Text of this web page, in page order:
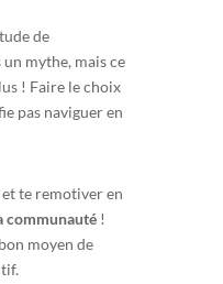
de
un mythe, mais ce
! Faire le choix
pas naviguer en
te remotiver en
communauté !
moyen de